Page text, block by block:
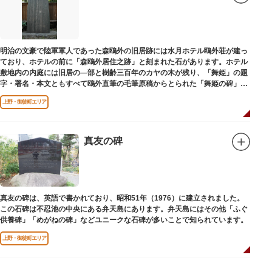
明治の文豪で陸軍軍人であった森鴎外の旧居跡には水月ホテル鴎外荘が建っ
ており、ホテルの前に「森鴎外居住之跡」と刻まれた石があります。ホテル
敷地内の内庭には旧居の―部と樹齢三百年のカヤの木が残り、「舞姫」の題
字・署名・本文ともすべて鴎外直筆の毛筆原稿からとられた「舞姫の碑」の
文学碑も建っています。
上野・御徒町エリア
真友の碑
真友の碑は、英語で書かれており、昭和51年（1976）に建立されました。
この石碑は不忍池の中央にある弁天島にあります。弁天島にはその他「ふぐ
供養碑」「めがねの碑」などユニークな石碑が多いことで知られています。
上野・御徒町エリア